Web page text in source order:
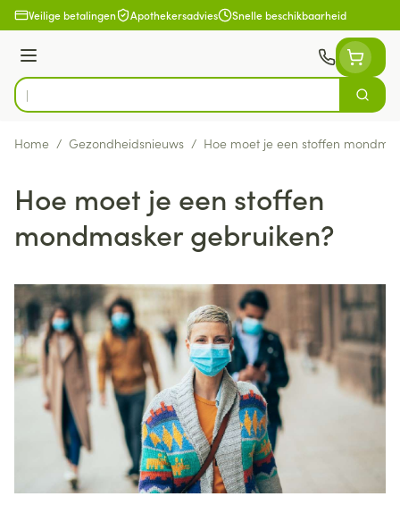
Ga naar de inhoud
Veilige betalingen Apothekersadvies Snelle beschikbaarheid
Menu
Product, merk, categorie...
Zoek
Home / Gezondheidsnieuws / Hoe moet je een stoffen
Hoe moet je een stoffen
mondmasker gebruiken?